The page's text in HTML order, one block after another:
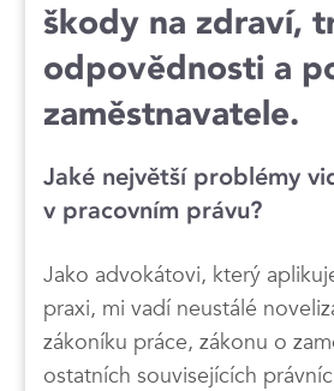
škody na zdraví,
odpovědnosti a
zaměstnavatele.
Jaké největší problémy
v pracovním právu?
Jako advokátovi, který
praxi, mi vadí neustálé
zákoníku práce, zákonu o
ostatních souvisejících